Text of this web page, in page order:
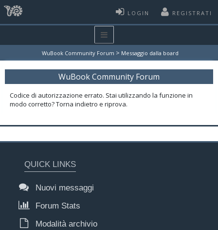
LOGIN REGISTRATI
WuBook Community Forum > Messaggio dalla board
WuBook Community Forum
Codice di autorizzazione errato. Stai utilizzando la funzione in
modo corretto? Torna indietro e riprova.
QUICK LINKS
Nuovi messaggi
Forum Stats
Modalità archivio